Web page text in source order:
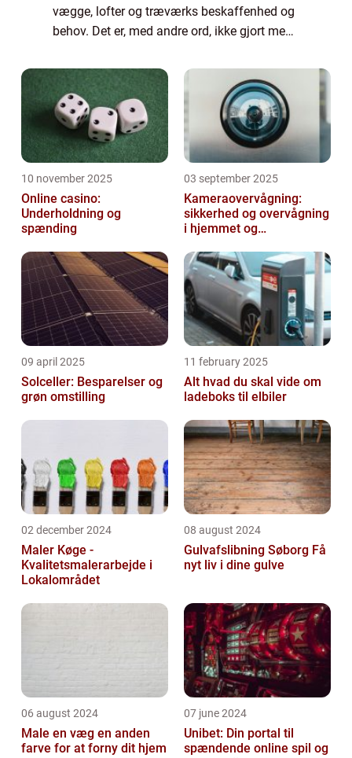
vægge, lofter og træværks beskaffenhed og
behov. Det er, med andre ord, ikke gjort med
10 november 2025
Online casino:
Underholdning og
spænding
03 september 2025
Kameraovervågning:
sikkerhed og overvågning
i hjemmet og
09 april 2025
Solceller: Besparelser og
grøn omstilling
11 february 2025
Alt hvad du skal vide om
ladeboks til elbiler
02 december 2024
Maler Køge -
Kvalitetsmalerarbejde i
Lokalområdet
08 august 2024
Gulvafslibning Søborg Få
nyt liv i dine gulve
06 august 2024
Male en væg en anden
farve for at forny dit hjem
07 june 2024
Unibet: Din portal til
spændende online spil og